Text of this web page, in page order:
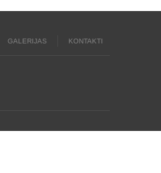
GALERIJAS KONTAKTI